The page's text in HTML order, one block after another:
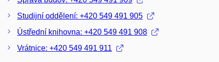
Studijní oddělení: +420 549 491 905
Ústřední knihovna: +420 549 491 908
Vrátnice: +420 549 491 911